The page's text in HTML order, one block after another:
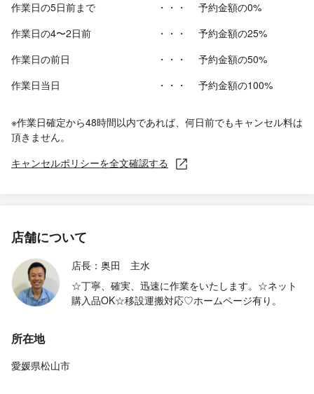
作業日の5日前まで ・・・
予約金額の0%
作業日の4〜2日前
・・・
予約金額の25%
作業日の前日
・・・
予約金額の50%
作業日当日
・・・ 予約金額の100%
※作業日確定から48時間以内であれば、何日前でもキャンセル料は
頂きません。
キャンセルポリシーを全文確認する
店舗について
店長：奥田 主水
☆丁寧、確実、迅速に作業をいたします。☆ネット
購入品OK☆移設運搬対応♡ホームページ有り。
所在地
愛媛県松山市